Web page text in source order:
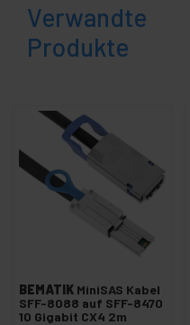
Verwandte
Produkte
BEMATIK MiniSAS Kabel
SFF-8088 auf SFF-8470
10 Gigabit CX4 2m